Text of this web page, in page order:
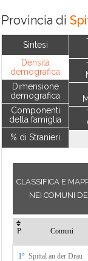
Provincia di
Sintesi
Densità
demografica
Dimensione
demografica
Componenti
della famiglia
% di Stranieri
CLASSIFICA E
NEI COMUNI
P Comuni
1° Spittal an der Drau